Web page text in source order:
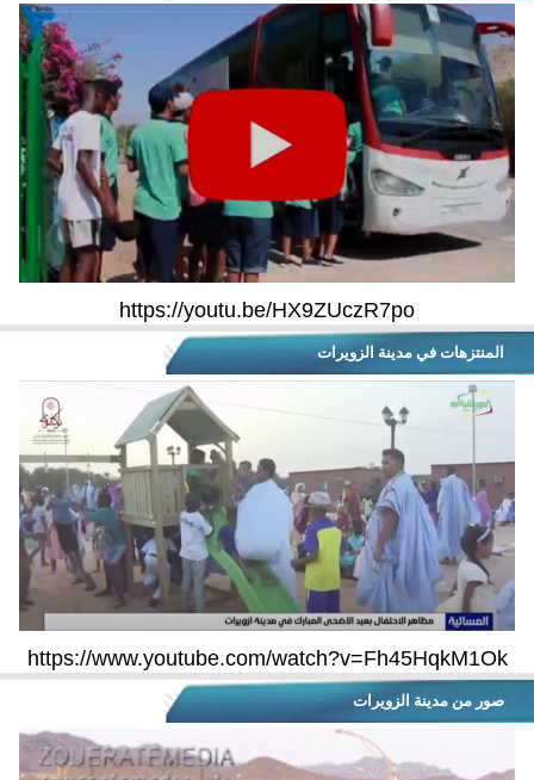
https://youtu.be/HX9ZUczR7po
المنتزهات في مدينة الزويرات
https://www.youtube.com/watch?v=Fh45HqkM1Ok
صور من مدينة الزويرات